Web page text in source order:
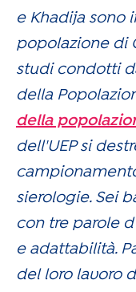
e Khadija sono
popolazione di
studi condotti
della
della
dell'UEP si
sierologie. Sei
con tre parole
e adattabilità.
del loro lavoro